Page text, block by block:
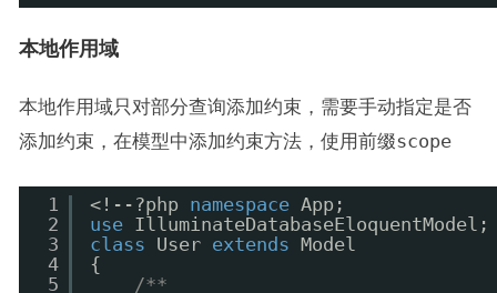
本地作用域
本地作用域只对部分查询添加约束，需要手动指定是否
添加约束，在模型中添加约束方法，使用前缀scope
1
2
3
4
5
<!--?php namespace App;
use IlluminateDatabaseEloquentModel;
class
User extends Model
{
/**